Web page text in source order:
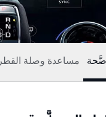
مساعدة وصلة القطر